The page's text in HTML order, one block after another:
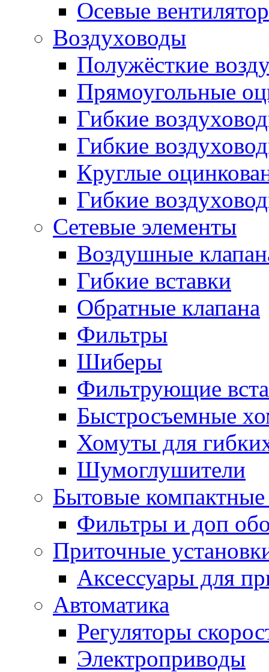
Осевые
Воздуховоды
Полужёсткие
Прямоугольные
Гибкие
Гибкие
Круглые
Гибкие
Сетевые элементы
Воздушные
Гибкие вставки
Обратные клапана
Фильтры
Шиберы
Фильтрующие
Быстросъемные
Хомуты для
Шумоглушители
Бытовые
Фильтры и доп
Приточные
Аксессуары для
Автоматика
Регуляторы
Электроприводы